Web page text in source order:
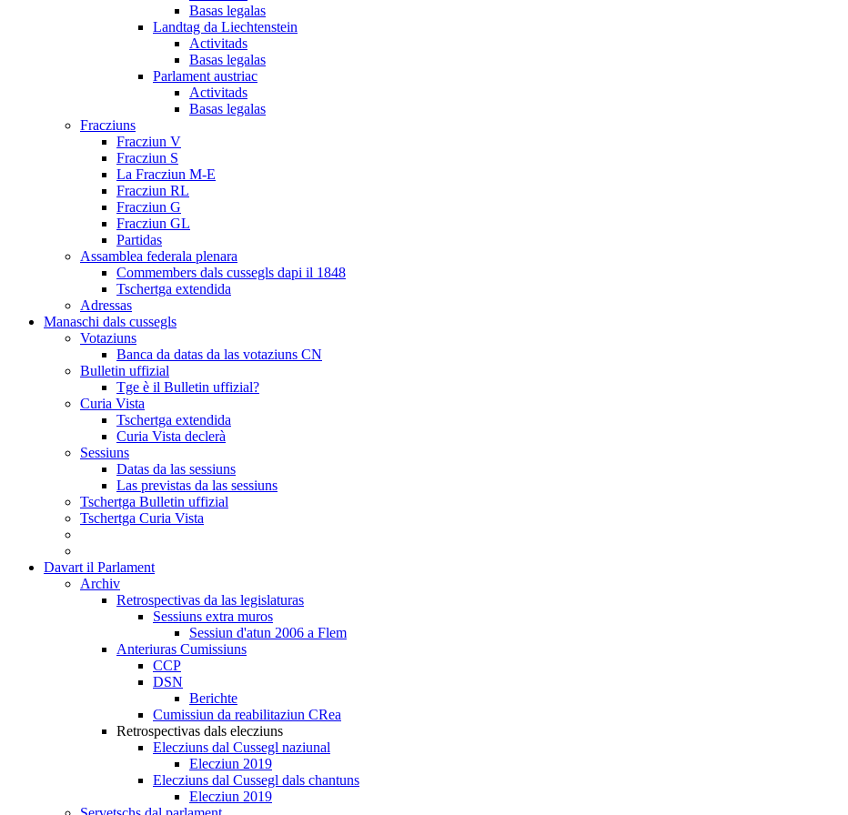
Basas legalas
Landtag da Liechtenstein
Activitads
Basas legalas
Parlament austriac
Activitads
Basas legalas
Fracziuns
Fracziun V
Fracziun S
La Fracziun M-E
Fracziun RL
Fracziun G
Fracziun GL
Partidas
Assamblea federala plenara
Commembers dals cussegls dapi il 1848
Tschertga extendida
Adressas
Manaschi dals cussegls
Votaziuns
Banca da datas da las votaziuns CN
Bulletin uffizial
Tge è il Bulletin uffizial?
Curia Vista
Tschertga extendida
Curia Vista declerà
Sessiuns
Datas da las sessiuns
Las previstas da las sessiuns
Tschertga Bulletin uffizial
Tschertga Curia Vista
Davart il Parlament
Archiv
Retrospectivas da las legislaturas
Sessiuns extra muros
Sessiun d'atun 2006 a Flem
Anteriuras Cumissiuns
CCP
DSN
Berichte
Cumissiun da reabilitaziun CRea
Retrospectivas dals elecziuns
Elecziuns dal Cussegl naziunal
Elecziun 2019
Elecziuns dal Cussegl dals chantuns
Elecziun 2019